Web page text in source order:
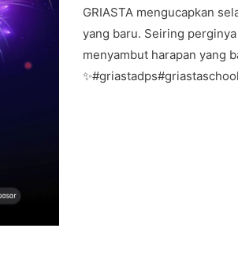
GRIASTA mengucapkan
yang baru. Seiring
menyambut harapan yang